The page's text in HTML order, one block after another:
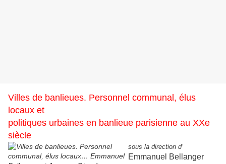
Villes de banlieues. Personnel communal, élus
locaux et
politiques urbaines en banlieue parisienne au XXe
siècle
sous la direction d’
Emmanuel Bellanger